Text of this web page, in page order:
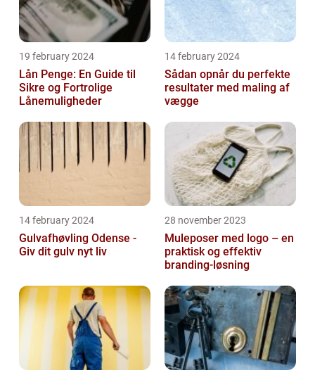
19 february 2024
Lån Penge: En Guide til
Sikre og Fortrolige
Lånemuligheder
14 february 2024
Sådan opnår du perfekte
resultater med maling af
vægge
14 february 2024
Gulvafhøvling Odense -
Giv dit gulv nyt liv
28 november 2023
Muleposer med logo – en
praktisk og effektiv
branding-løsning